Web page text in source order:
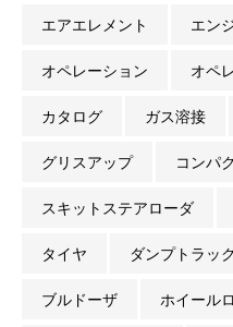
エアエレメント エン
オペレーション オペ
カタログ ガス溶接
グリスアップ コンパ
スキットステアローダ
タイヤ ダンプトラック
ブルドーザ ホイール